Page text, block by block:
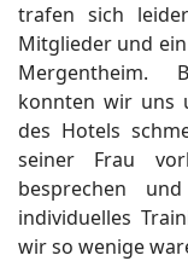
trafen sich
Mitglieder und
Mergentheim.
konnten wir uns
des Hotels
seiner Frau
besprechen
individuelles
wir so wenige